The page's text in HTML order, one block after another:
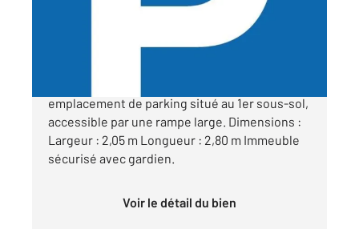
Parking à vendre
39 000 €
emplacement de parking situé au 1er sous-sol,
accessible par une rampe large. Dimensions :
Largeur : 2,05 m Longueur : 2,80 m Immeuble
sécurisé avec gardien.
Voir le détail du bien